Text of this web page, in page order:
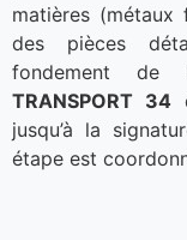
matières
des pièces
fondement de
TRANSPORT 34
jusqu’à la
étape est